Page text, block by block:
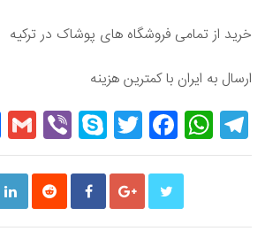
خرید از تمامی فروشگاه های پوشاک در ترکیه
ارسال به ایران با کمترین هزینه
Telegram
WhatsApp
Facebook
Twitter
Skype